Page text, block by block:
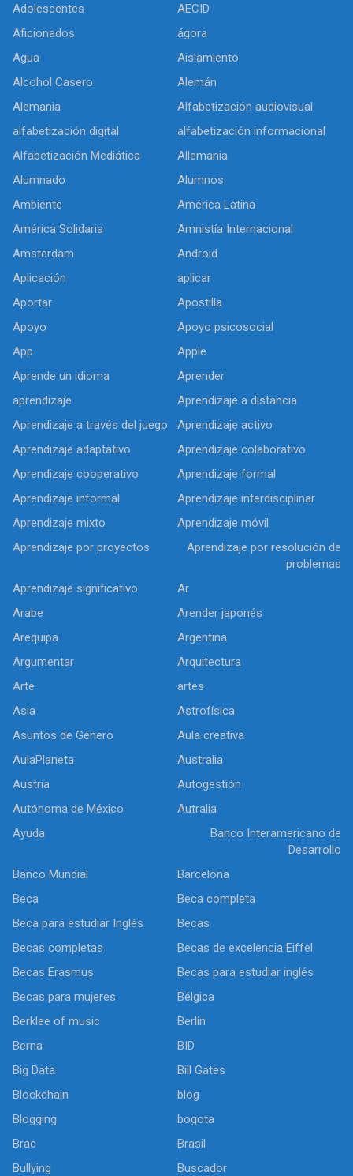
Adolescentes
AECID
Aficionados
ágora
Agua
Aislamiento
Alcohol Casero
Alemán
Alemania
Alfabetización audiovisual
alfabetización digital
alfabetización informacional
Alfabetización Mediática
Allemania
Alumnado
Alumnos
Ambiente
América Latina
América Solidaria
Amnistía Internacional
Amsterdam
Android
Aplicación
aplicar
Aportar
Apostilla
Apoyo
Apoyo psicosocial
App
Apple
Aprende un idioma
Aprender
aprendizaje
Aprendizaje a distancia
Aprendizaje a través del juego
Aprendizaje activo
Aprendizaje adaptativo
Aprendizaje colaborativo
Aprendizaje cooperativo
Aprendizaje formal
Aprendizaje informal
Aprendizaje interdisciplinar
Aprendizaje mixto
Aprendizaje móvil
Aprendizaje por proyectos
Aprendizaje por resolución de
problemas
Aprendizaje significativo
Ar
Arabe
Arender japonés
Arequipa
Argentina
Argumentar
Arquitectura
Arte
artes
Asia
Astrofísica
Asuntos de Género
Aula creativa
AulaPlaneta
Australia
Austria
Autogestión
Autónoma de México
Autralia
Ayuda
Banco Interamericano de
Desarrollo
Banco Mundial
Barcelona
Beca
Beca completa
Beca para estudiar Inglés
Becas
Becas completas
Becas de excelencia Eiffel
Becas Erasmus
Becas para estudiar inglés
Becas para mujeres
Bélgica
Berklee of music
Berlín
Berna
BID
Big Data
Bill Gates
Blockchain
blog
Blogging
bogota
Brac
Brasil
Bullying
Buscador